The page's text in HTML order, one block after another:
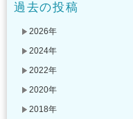
過去の投稿
2026年
2024年
2022年
2020年
2018年